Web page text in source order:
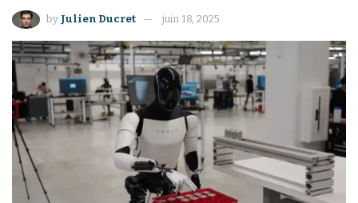
by Julien Ducret juin 18, 2025